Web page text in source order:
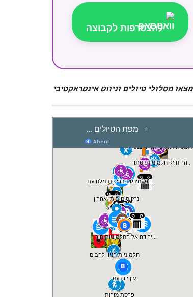
להצטרפות לקבוצה
מצאו מסלולי טיולים וניווט אינטראקטיבי